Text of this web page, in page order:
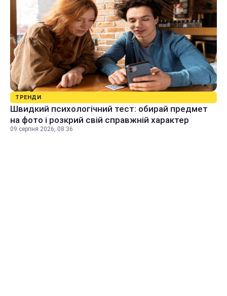
ТРЕНДИ
Швидкий психологічний тест: обирай предмет
на фото і розкрий свій справжній характер
09 серпня 2026, 08:36